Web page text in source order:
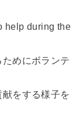
help during the
めにボランテ
をする様子を